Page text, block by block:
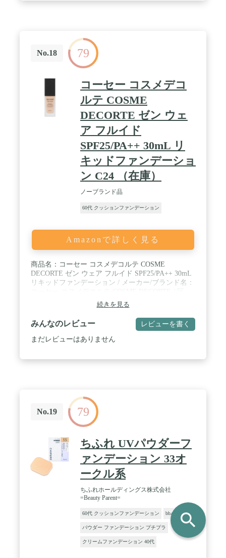
No.18 79
コーセー コスメデコ
ルテ COSME
DECORTE ゼン ウェ
ア フルイド
SPF25/PA++ 30mL リ
キッドファンデーショ
ン C24 （在庫）
ノーブランド品
60代 クッションファンデーション
Amazonで詳しく見る
商品名：コーセー コスメデコルテ COSME
DECORTE ゼン ウェア フルイド SPF25/PA++ 30mL
リキッドファンデーション / メーカー/ブランド名：
分：国内製 ・ 化粧品 / 分類：メイクアップ ＞ ファ
ンデーション / 【ご購入前に画面左上にある色見本
画像をご確認ください】※予告なく商品パッケージ
が変更となる場合があり、掲載画像と異なる事がご
ざいます。予めご了承下さいませ。※予告なく商品
続きを見る
みんなのレビュー レビューを書く
まだレビューはありません
No.19 79
ちふれ UVパウダーフ
ァンデーション 33オ
ークル系
ちふれホールディングス株式会社
=Beauty Parent=
60代 クッションファンデーション bbパウダー
パウダー ファンデーション プチプラ
クリームファンデーション 40代
search